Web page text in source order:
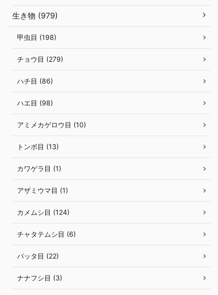
生き物 (979)
甲虫目 (198)
チョウ目 (279)
ハチ目 (86)
ハエ目 (98)
アミメカゲロウ目 (10)
トンボ目 (13)
カワゲラ目 (1)
アザミウマ目 (1)
カメムシ目 (124)
チャタテムシ目 (6)
バッタ目 (22)
ナナフシ目 (3)